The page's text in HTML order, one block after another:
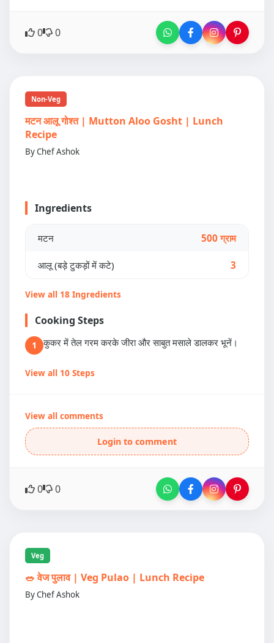
0 0
Non-Veg
मटन आलू गोश्त | Mutton Aloo Gosht | Lunch
Recipe
By Chef Ashok
Ingredients
मटन 500 ग्राम
आलू (बड़े टुकड़ों में कटे) 3
View all 18 Ingredients
Cooking Steps
1 कुकर में तेल गरम करके जीरा और साबुत मसाले डालकर भूनें।
View all 10 Steps
View all comments
Login to comment
0 0
Veg
🥗 वेज पुलाव | Veg Pulao | Lunch Recipe
By Chef Ashok